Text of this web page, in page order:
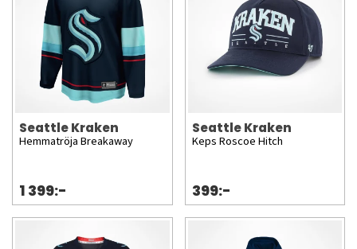
Seattle Kraken
Hemmatröja Breakaway
1 399:-
Seattle Kraken
Keps Roscoe Hitch
399:-